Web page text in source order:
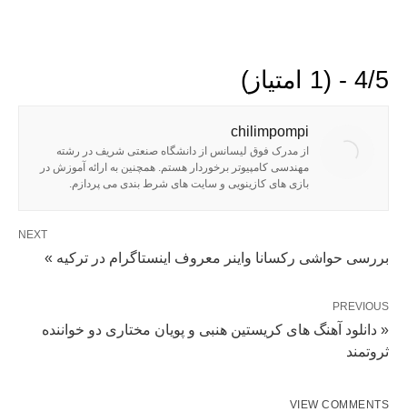
4/5 - (1 امتیاز)
chilimpompi
از مدرک فوق لیسانس از دانشگاه صنعتی شریف در رشته
مهندسی کامپیوتر برخوردار هستم. همچنین به ارائه آموزش در
بازی های کازینویی و سایت های شرط بندی می پردازم.
NEXT
بررسی حواشی رکسانا واینر معروف اینستاگرام در ترکیه »
PREVIOUS
« دانلود آهنگ های کریستین هنبی و پویان مختاری دو خواننده
ثروتمند
VIEW COMMENTS